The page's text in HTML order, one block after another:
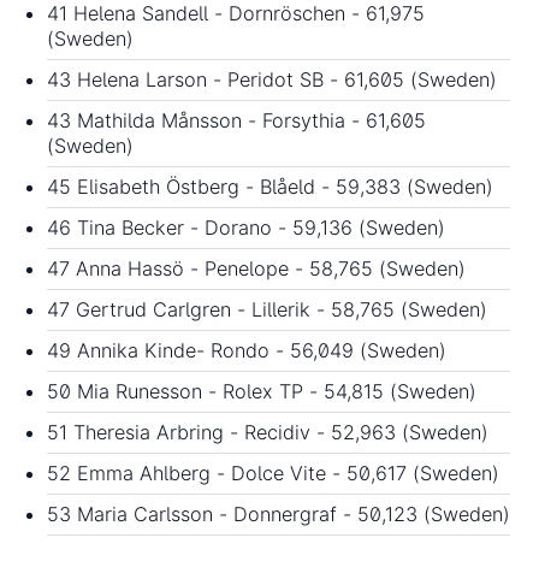
41 Helena Sandell - Dornröschen - 61,975
(Sweden)
43 Helena Larson - Peridot SB - 61,605 (Sweden)
43 Mathilda Månsson - Forsythia - 61,605
(Sweden)
45 Elisabeth Östberg - Blåeld - 59,383 (Sweden)
46 Tina Becker - Dorano - 59,136 (Sweden)
47 Anna Hassö - Penelope - 58,765 (Sweden)
47 Gertrud Carlgren - Lillerik - 58,765 (Sweden)
49 Annika Kinde- Rondo - 56,049 (Sweden)
50 Mia Runesson - Rolex TP - 54,815 (Sweden)
51 Theresia Arbring - Recidiv - 52,963 (Sweden)
52 Emma Ahlberg - Dolce Vite - 50,617 (Sweden)
53 Maria Carlsson - Donnergraf - 50,123 (Sweden)